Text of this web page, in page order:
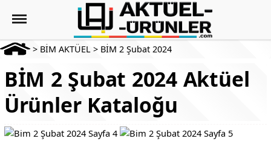
> BİM AKTÜEL > BİM 2 Şubat 2024
BİM 2 Şubat 2024 Aktüel
Ürünler Kataloğu